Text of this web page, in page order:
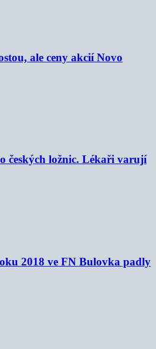
ale ceny akcií Novo
českých ložnic. Lékaři varují
2018 ve FN Bulovka padly